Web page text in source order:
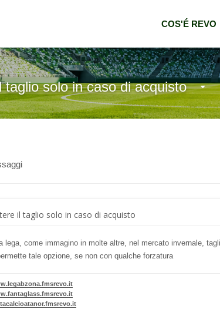
COS'É REVO
taglio solo in caso di acquisto
il taglio solo in caso di acquisto
lega, come immagino in molte altre, nel mercato invernale,
tale opzione, se non con qualche forzatura